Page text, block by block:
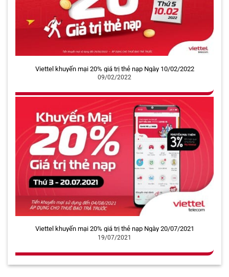
Viettel khuyến mại 20% giá trị thẻ nạp Ngày 10/02/2022
09/02/2022
Viettel khuyến mại 20% giá trị thẻ nạp Ngày 20/07/2021
19/07/2021